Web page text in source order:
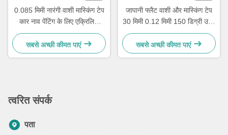
0.085 मिमी नारंगी वाशी मास्किंग टेप
कार नाव पेंटिंग के लिए एक्रिलिक
चिपकने वाला
सबसे अच्छी कीमत पाएं
जापानी फ्लैट वाशी और मास्किंग टेप
30 मिमी 0.12 मिमी 150 डिग्री उच्च
तापमान
सबसे अच्छी कीमत पाएं
त्वरित संपर्क
पता